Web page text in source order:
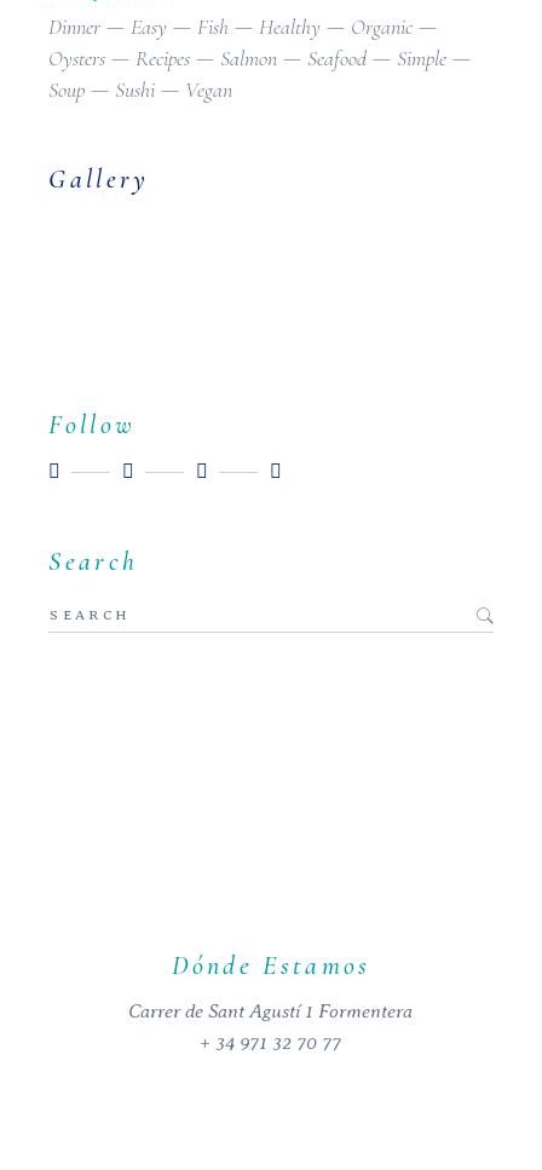
Dinner Easy Fish Healthy
Organic
Oysters
Recipes Salmon Seafood
Simple
Soup
Sushi Vegan
Gallery
Follow
Search
Dónde Estamos
Carrer de Sant Agustí 1 Formentera
+ 34 971 32 70 77